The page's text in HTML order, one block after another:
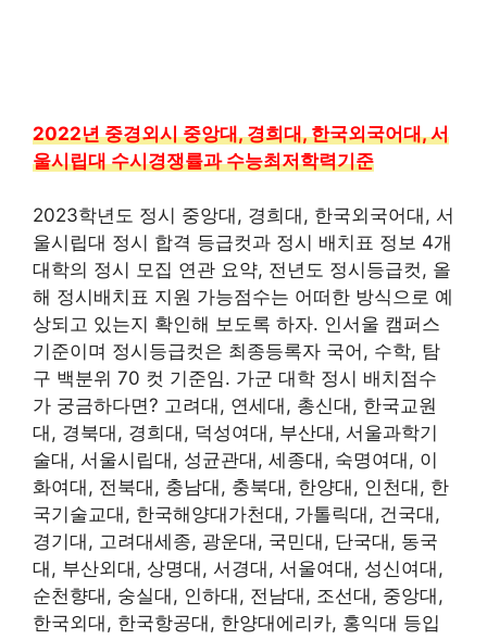
2022년 중경외시 중앙대, 경희대, 한국외국어대, 서
울시립대 수시경쟁률과 수능최저학력기준
2023학년도 정시 중앙대, 경희대, 한국외국어대, 서
울시립대 정시 합격 등급컷과 정시 배치표 정보 4개
대학의 정시 모집 연관 요약, 전년도 정시등급컷, 올
해 정시배치표 지원 가능점수는 어떠한 방식으로 예
상되고 있는지 확인해 보도록 하자. 인서울 캠퍼스
기준이며 정시등급컷은 최종등록자 국어, 수학, 탐
구 백분위 70 컷 기준임. 가군 대학 정시 배치점수
가 궁금하다면? 고려대, 연세대, 총신대, 한국교원
대, 경북대, 경희대, 덕성여대, 부산대, 서울과학기
술대, 서울시립대, 성균관대, 세종대, 숙명여대, 이
화여대, 전북대, 충남대, 충북대, 한양대, 인천대, 한
국기술교대, 한국해양대가천대, 가톨릭대, 건국대,
경기대, 고려대세종, 광운대, 국민대, 단국대, 동국
대, 부산외대, 상명대, 서경대, 서울여대, 성신여대,
순천향대, 숭실대, 인하대, 전남대, 조선대, 중앙대,
한국외대, 한국항공대, 한양대에리카, 홍익대 등입